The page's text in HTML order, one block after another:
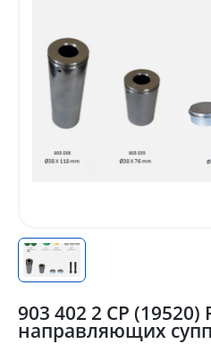
903 402 2 CP
направляющих